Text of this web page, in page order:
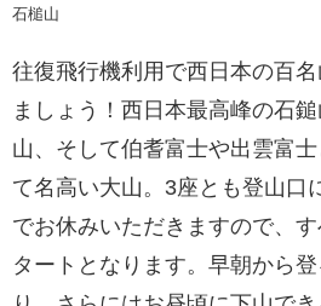
石槌山
往復飛行機利用で西日本の百
ましょう！西日本最高峰の石
山、そして伯耆富士や出雲富
て名高い大山。3座とも登山口
でお休みいただきますので、
タートとなります。早朝から